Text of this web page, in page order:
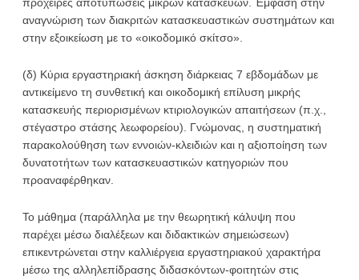
αναγνώριση των διακριτών κατασκευαστικών συστημάτων και
στην εξοικείωση με το «οικοδομικό σκίτσο».
(δ) Κύρια εργαστηριακή άσκηση διάρκειας 7 εβδομάδων με
αντικείμενο τη συνθετική και οικοδομική επίλυση μικρής
κατασκευής περιορισμένων κτιριολογικών απαιτήσεων (π.χ.,
στέγαστρο στάσης λεωφορείου). Γνώμονας, η συστηματική
παρακολούθηση των εννοιών-κλειδιών και η αξιοποίηση των
δυνατοτήτων των κατασκευαστικών κατηγοριών που
προαναφέρθηκαν.
Το μάθημα (παράλληλα με την θεωρητική κάλυψη που
παρέχει μέσω διαλέξεων και διδακτικών σημειώσεων)
επικεντρώνεται στην καλλιέργεια εργαστηριακού χαρακτήρα
μέσω της αλληλεπίδρασης διδασκόντων-φοιτητών στις